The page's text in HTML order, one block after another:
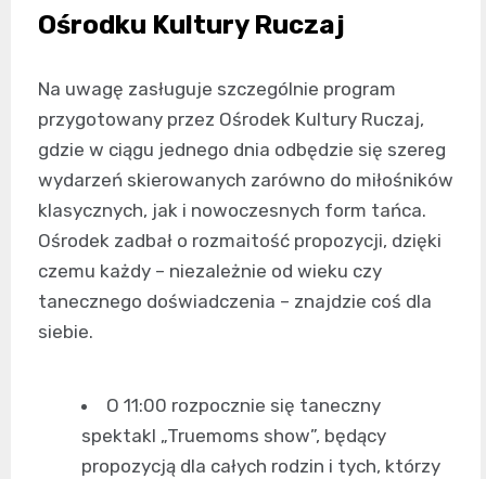
Ośrodku Kultury Ruczaj
Na uwagę zasługuje szczególnie program
przygotowany przez Ośrodek Kultury Ruczaj,
gdzie w ciągu jednego dnia odbędzie się szereg
wydarzeń skierowanych zarówno do miłośników
klasycznych, jak i nowoczesnych form tańca.
Ośrodek zadbał o rozmaitość propozycji, dzięki
czemu każdy – niezależnie od wieku czy
tanecznego doświadczenia – znajdzie coś dla
siebie.
O 11:00 rozpocznie się taneczny
spektakl „Truemoms show”, będący
propozycją dla całych rodzin i tych, którzy